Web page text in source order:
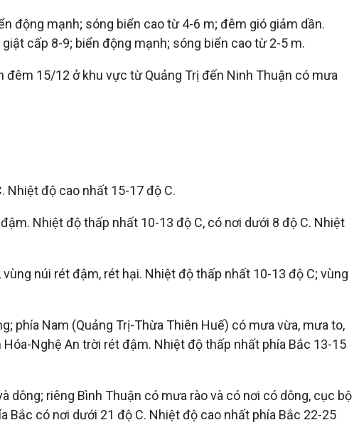
động mạnh; sóng biển cao từ 4-6 m; đêm gió giảm dần.
cấp 8-9; biển động mạnh; sóng biển cao từ 2-5 m.
15/12 ở khu vực từ Quảng Trị đến Ninh Thuận có mưa
Nhiệt độ cao nhất 15-17 độ C.
Nhiệt độ thấp nhất 10-13 độ C, có nơi dưới 8 độ C. Nhiệt
núi rét đậm, rét hại. Nhiệt độ thấp nhất 10-13 độ C; vùng
phía Nam (Quảng Trị-Thừa Thiên Huế) có mưa vừa, mưa to,
Nghệ An trời rét đậm. Nhiệt độ thấp nhất phía Bắc 13-15
dông; riêng Bình Thuận có mưa rào và có nơi có dông, cục bộ
Bắc có nơi dưới 21 độ C. Nhiệt độ cao nhất phía Bắc 22-25